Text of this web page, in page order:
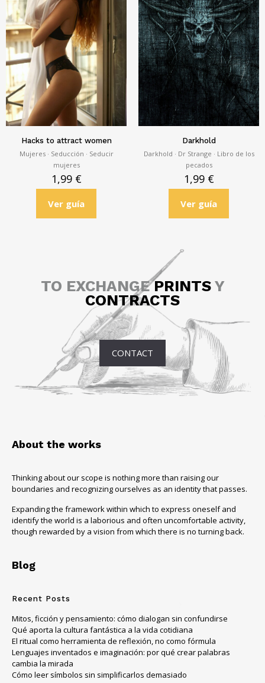
Hacks to attract women
Mujeres · Seducción · Seducir
mujeres
1,99 €
Ver guía
Darkhold
Darkhold · Dr Strange · Libro de los
pecados
1,99 €
Ver guía
TO EXCHANGEPRINTS Y
CONTRACTS
CONTACT
About the works
Thinking about our scope is nothing more than raising our
boundaries and recognizing ourselves as an identity that passes.
Expanding the framework within which to express oneself and
identify the world is a laborious and often uncomfortable activity,
though rewarded by a vision from which there is no turning back.
Blog
Recent Posts
Mitos, ficción y pensamiento: cómo dialogan sin confundirse
Qué aporta la cultura fantástica a la vida cotidiana
El ritual como herramienta de reflexión, no como fórmula
Lenguajes inventados e imaginación: por qué crear palabras
cambia la mirada
Cómo leer símbolos sin simplificarlos demasiado